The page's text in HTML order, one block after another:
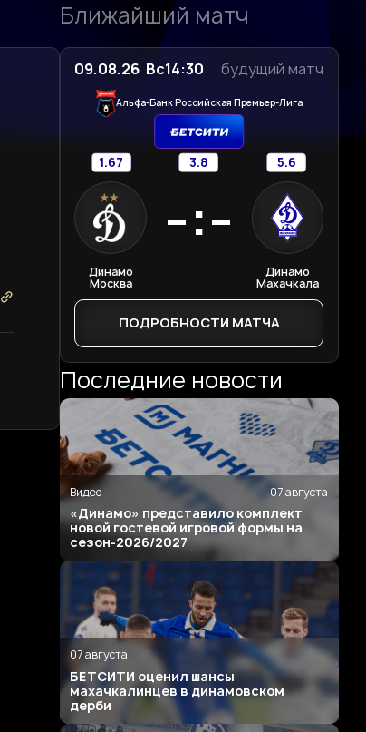
Ближайший матч
09.08.26 Вс14:30 будущий матч
Альфа-Банк Российская Премьер-Лига
1.67 3.8 5.6
Динамо
Москва
-:-
Динамо
Махачкала
ПОДРОБНОСТИ МАТЧА
Последние новости
Видео 07 августа
«Динамо» представило комплект
новой гостевой игровой формы на
сезон-2026/2027
07 августа
БЕТСИТИ оценил шансы
махачкалинцев в динамовском
дерби